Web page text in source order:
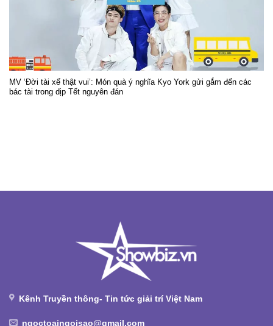
MV ‘Đời tài xế thật vui’: Món quà ý nghĩa Kyo York gửi gắm đến các
bác tài trong dịp Tết nguyên đán
Kênh Truyền thông- Tin tức giải trí Việt Nam
ngoctoaingoisao@gmail.com